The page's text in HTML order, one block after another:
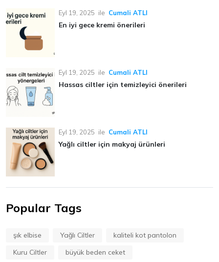
Eyl 19, 2025 ile Cumali ATLI
En iyi gece kremi önerileri
Eyl 19, 2025 ile Cumali ATLI
Hassas ciltler için temizleyici önerileri
Eyl 19, 2025 ile Cumali ATLI
Yağlı ciltler için makyaj ürünleri
Popular Tags
şık elbise Yağlı Ciltler
kaliteli kot pantolon
Kuru Ciltler
büyük beden ceket